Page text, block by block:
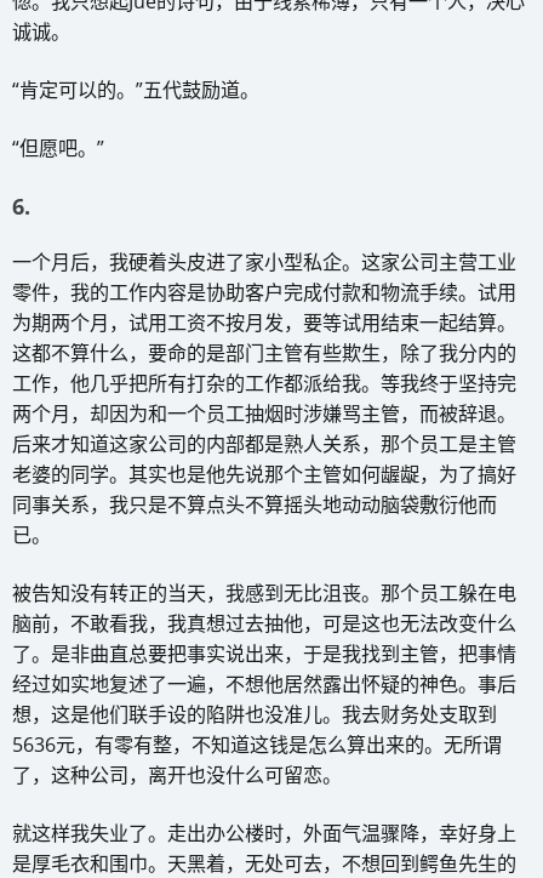
诚诚。
“肯定可以的。”五代鼓励道。
“但愿吧。”
6.
一个月后，我硬着头皮进了家小型私企。这家公司主营工业
零件，我的工作内容是协助客户完成付款和物流手续。试用
为期两个月，试用工资不按月发，要等试用结束一起结算。
这都不算什么，要命的是部门主管有些欺生，除了我分内的
工作，他几乎把所有打杂的工作都派给我。等我终于坚持完
两个月，却因为和一个员工抽烟时涉嫌骂主管，而被辞退。
后来才知道这家公司的内部都是熟人关系，那个员工是主管
老婆的同学。其实也是他先说那个主管如何龌龊，为了搞好
同事关系，我只是不算点头不算摇头地动动脑袋敷衍他而
已。
被告知没有转正的当天，我感到无比沮丧。那个员工躲在电
脑前，不敢看我，我真想过去抽他，可是这也无法改变什么
了。是非曲直总要把事实说出来，于是我找到主管，把事情
经过如实地复述了一遍，不想他居然露出怀疑的神色。事后
想，这是他们联手设的陷阱也没准儿。我去财务处支取到
5636元，有零有整，不知道这钱是怎么算出来的。无所谓
了，这种公司，离开也没什么可留恋。
就这样我失业了。走出办公楼时，外面气温骤降，幸好身上
是厚毛衣和围巾。天黑着，无处可去，不想回到鳄鱼先生的